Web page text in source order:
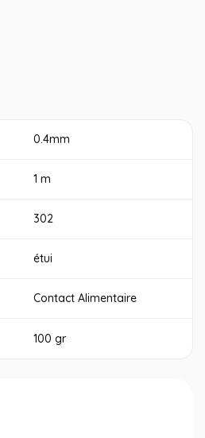
0.4mm
1 m
302
étui
Contact Alimentaire
100 gr